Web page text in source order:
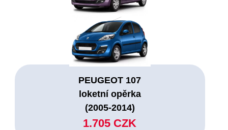
PEUGEOT 107
loketní opěrka
(2005-2014)
1.705 CZK